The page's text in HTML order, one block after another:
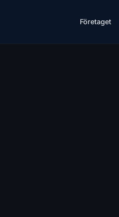
Företaget